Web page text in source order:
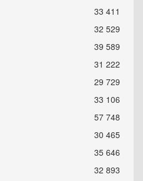
33 411
32 529
39 589
31 222
29 729
33 106
57 748
30 465
35 646
32 893